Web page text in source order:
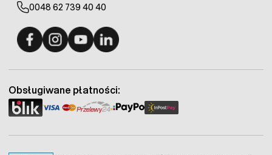
0048 62 739 40 40
Fermo - facebook
Fermo - Instagram
Fermo - YouTube
Fermo - Linkedin
Obsługiwane płatności: